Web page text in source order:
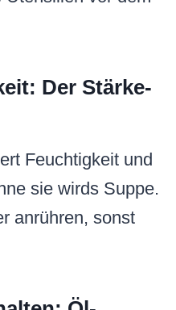
Der Stärke-
Feuchtigkeit und
sie wirds Suppe.
anrühren, sonst